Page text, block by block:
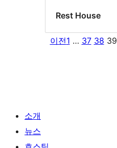
Rest House
이전1 … 37 38 39
소개
뉴스